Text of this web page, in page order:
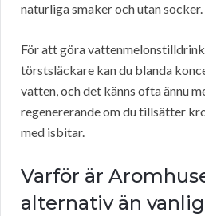
naturliga smaker och utan socker.
För att göra
törstsläckare kan du blanda
vatten, och det känns ofta ännu
regenererande om du tillsätter
med isbitar.
Varför är
alternativ än